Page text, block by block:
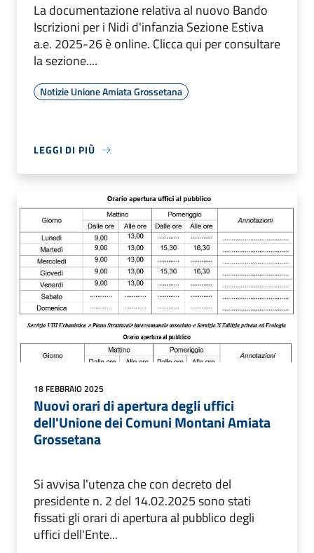
La documentazione relativa al nuovo Bando
Iscrizioni per i Nidi d'infanzia Sezione Estiva
a.e. 2025-26 è online. Clicca qui per consultare
la sezione....
Notizie Unione Amiata Grossetana
LEGGI DI PIÙ
18 FEBBRAIO 2025
Nuovi orari di apertura degli uffici
dell'Unione dei Comuni Montani Amiata
Grossetana
Si avvisa l'utenza che con decreto del
presidente n. 2 del 14.02.2025 sono stati
fissati gli orari di apertura al pubblico degli
uffici dell'Ente...